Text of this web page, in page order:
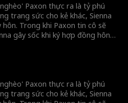
Paxon thực ra là tỷ phú
trang sức cho kẻ khác, Sienna
hôn. Trong khi Paxon tin cô sẽ
gây sốc khi ký hợp đồng hôn
Paxon thực ra là tỷ phú
trang sức cho kẻ khác, Sienna